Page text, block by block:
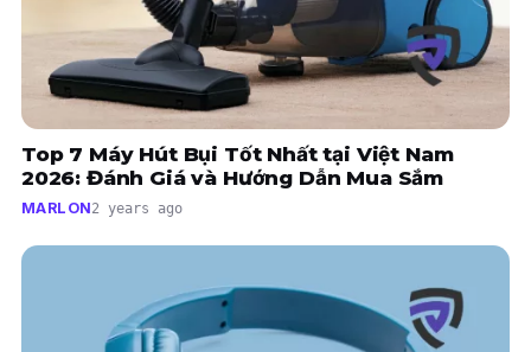
Top 7 Máy Hút Bụi Tốt Nhất tại Việt Nam
2026: Đánh Giá và Hướng Dẫn Mua Sắm
MARLON2 years ago